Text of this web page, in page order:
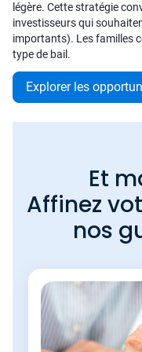
légère. Cette stratégie
investisseurs qui
importants). Les familles
type de bail.
Explorer les
Et
Affinez
nos